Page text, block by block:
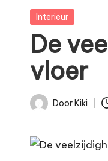
i'
s
K
l
s
twist.
Geplaatst
Interieur
De
vloer
Geplaatst
DoorKiki